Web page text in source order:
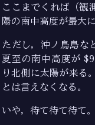
ここまでくれば（観
陽の南中高度が最大
ただし，沖ノ鳥島な
夏至の南中高度が
り北側に太陽が来る
とは言えなくなる。
いや，待て待て待て。